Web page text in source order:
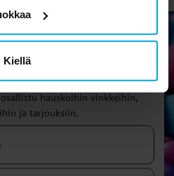
Kiellä
hauskoihin vinkkeihin,
ja tarjouksiin.